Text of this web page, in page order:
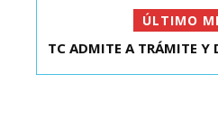
ÚLTIMO
EXDIPUTADO LAVÍN
TC ADMITE A TRÁMITE Y